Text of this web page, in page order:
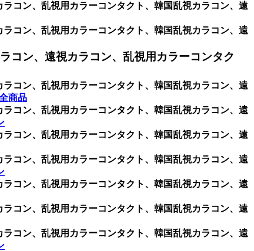
コン、乱視用カラーコンタクト、韓国乱視カラコン、遠
コン、乱視用カラーコンタクト、韓国乱視カラコン、遠
コン、遠視カラコン、乱視用カラーコンタク
コン、乱視用カラーコンタクト、韓国乱視カラコン、遠
商品
コン、乱視用カラーコンタクト、韓国乱視カラコン、遠
コン、乱視用カラーコンタクト、韓国乱視カラコン、遠
コン、乱視用カラーコンタクト、韓国乱視カラコン、遠
コン、乱視用カラーコンタクト、韓国乱視カラコン、遠
コン、乱視用カラーコンタクト、韓国乱視カラコン、遠
コン、乱視用カラーコンタクト、韓国乱視カラコン、遠